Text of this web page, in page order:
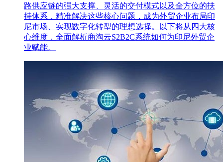
路供应链的强大支撑、灵活的交付模式以及全方位的扶
持体系，精准解决这些核心问题，成为外贸企业布局印
尼市场、实现数字化转型的理想选择。以下将从四大核
心维度，全面解析商淘云S2B2C系统如何为印尼外贸企
业赋能。